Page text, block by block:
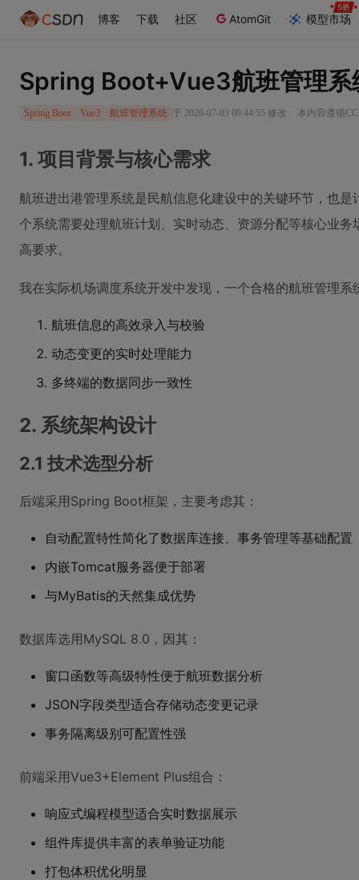
博客 下载 社区 AtomGit 模型市场
Spring Boot+Vue3航班管理系
Spring Boot Vue3 航班管理系统 于 2026-07-03 09:44:55 修改 · 本内容遵循
1. 项目背景与核心需求
航班进出港管理系统是民航信息化建设中的关键环节，也
个系统需要处理航班计划、实时动态、资源分配等核心业
高要求。
我在实际机场调度系统开发中发现，一个合格的航班管理
航班信息的高效录入与校验
动态变更的实时处理能力
多终端的数据同步一致性
2. 系统架构设计
2.1 技术选型分析
后端采用Spring Boot框架，主要考虑其：
自动配置特性简化了数据库连接、事务管理等基础配置
内嵌Tomcat服务器便于部署
与MyBatis的天然集成优势
数据库选用MySQL 8.0，因其：
窗口函数等高级特性便于航班数据分析
JSON字段类型适合存储动态变更记录
事务隔离级别可配置性强
前端采用Vue3+Element Plus组合：
响应式编程模型适合实时数据展示
组件库提供丰富的表单验证功能
打包体积优化明显